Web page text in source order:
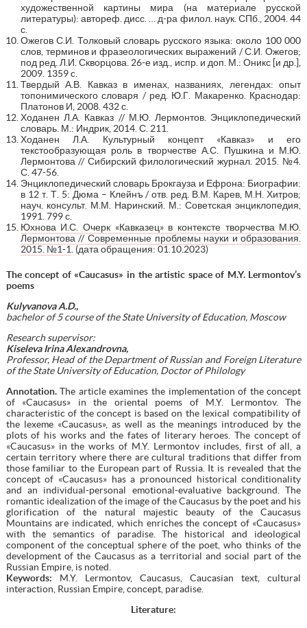
художественной картины мира (на материале русской
литературы): автореф. дисс. … д-ра филол. наук. СПб., 2004. 44
с.
Ожегов С.И. Толковый словарь русского языка: около 100 000
слов, терминов и фразеологических выражений / С.И. Ожегов;
под ред. Л.И. Скворцова. 26-е изд., испр. и доп. М.: Оникс [и др.],
2009. 1359 c.
Твердый А.В. Кавказ в именах, названиях, легендах: опыт
топонимического словаря / ред. Ю.Г. Макаренко. Краснодар:
Платонов И, 2008. 432 с.
Ходанен Л.А. Кавказ // М.Ю. Лермонтов. Энциклопедический
словарь. М.: Индрик, 2014. С. 211.
Ходанен Л.А. Культурный концепт «Кавказ» и его
текстообразующая роль в творчестве А.С. Пушкина и М.Ю.
Лермонтова // Сибирский филологический журнал. 2015. №4.
С. 47-56.
Энциклопедический словарь Брокгауза и Ефрона: Биографии:
в 12 т. Т. 5: Дюма – Клейнъ / отв. ред. В.М. Карев, М.Н. Хитров;
науч. консульт. М.М. Наринский. М.: Советская энциклопедия,
1991. 799 с.
Юхнова И.С. Очерк «Кавказец» в контексте творчества М.Ю.
Лермонтова // Современные проблемы науки и образования.
2015. №1-1 . (дата обращения: 01.10.2023)
The concept of «Caucasus» in the artistic space of M.Y. Lermontov’s
poems
Kulyvanova A.D.,
bachelor of 5 course of the State University of Education, Moscow
Research supervisor:
Kiseleva Irina Alexandrovna,
Professor, Head of the Department of Russian and Foreign Literature
of the State University of Education, Doctor of Philology
Annotation.The article examines the implementation of the concept
of «Caucasus» in the oriental poems of M.Y. Lermontov. The
characteristic of the concept is based on the lexical compatibility of
the lexeme «Caucasus», as well as the meanings introduced by the
plots of his works and the fates of literary heroes. The concept of
«Caucasus» in the works of M.Y. Lermontov includes, first of all, a
certain territory where there are cultural traditions that differ from
those familiar to the European part of Russia. It is revealed that the
concept of «Caucasus» has a pronounced historical conditionality
and an individual-personal emotional-evaluative background. The
romantic idealization of the image of the Caucasus by the poet and his
glorification of the natural majestic beauty of the Caucasus
Mountains are indicated, which enriches the concept of «Caucasus»
with the semantics of paradise. The historical and ideological
component of the conceptual sphere of the poet, who thinks of the
development of the Caucasus as a territorial and social part of the
Russian Empire, is noted.
Keywords: M.Y. Lermontov, Caucasus, Caucasian text, cultural
interaction, Russian Empire, concept, paradise.
Literature: